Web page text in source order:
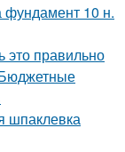
фундамент 10 н.
это правильно
шпаклевка